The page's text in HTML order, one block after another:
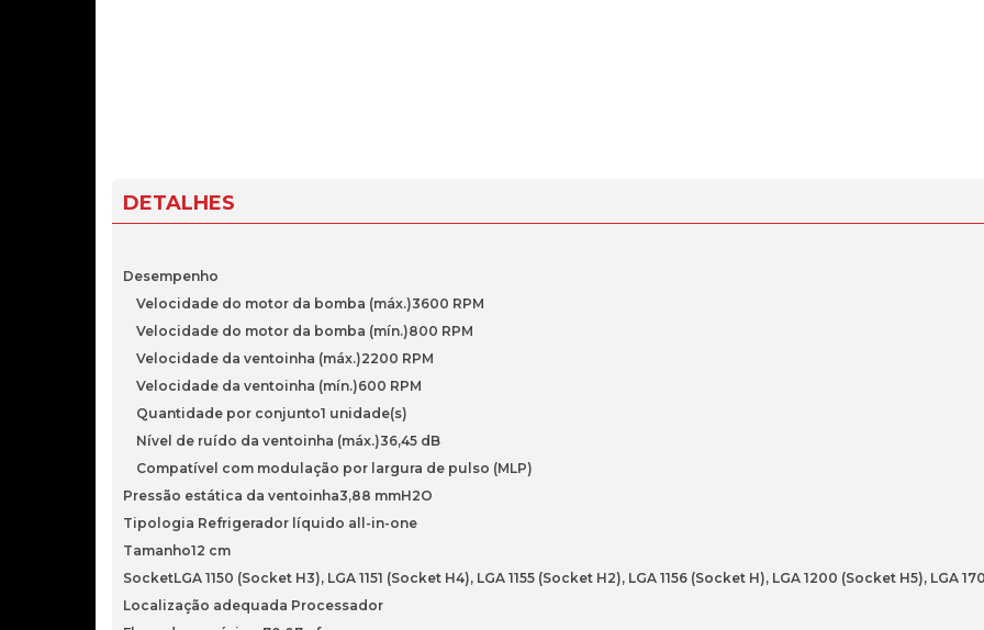
DETALHES
Desempenho
Velocidade do motor da bomba (máx.)3600 RPM
Velocidade do motor da bomba (mín.)800 RPM
Velocidade da ventoinha (máx.)2200 RPM
Velocidade da ventoinha (mín.)600 RPM
Quantidade por conjunto1 unidade(s)
Nível de ruído da ventoinha (máx.)36,45 dB
Compatível com modulação por largura de pulso (MLP)
Pressão estática da ventoinha3,88 mmH2O
Tipologia Refrigerador líquido all-in-one
Tamanho12 cm
SocketLGA 1150 (Socket H3), LGA 1151 (Socket H4), LGA 1155 (Socket H2), LGA 1156 (Socket H), LGA 1200 (Socket H5), LGA
Localização adequada Processador